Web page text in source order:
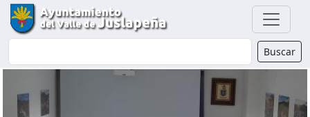
Buscador Buscar